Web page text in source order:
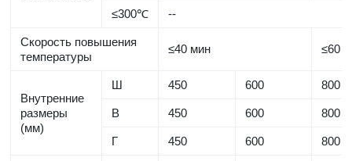
≤300℃ --
Скорость повышения
температуры
≤40 мин ≤60
Внутренние
размеры
(мм)
Ш 450 600 800
В 450 600 800
Г 450 600 800